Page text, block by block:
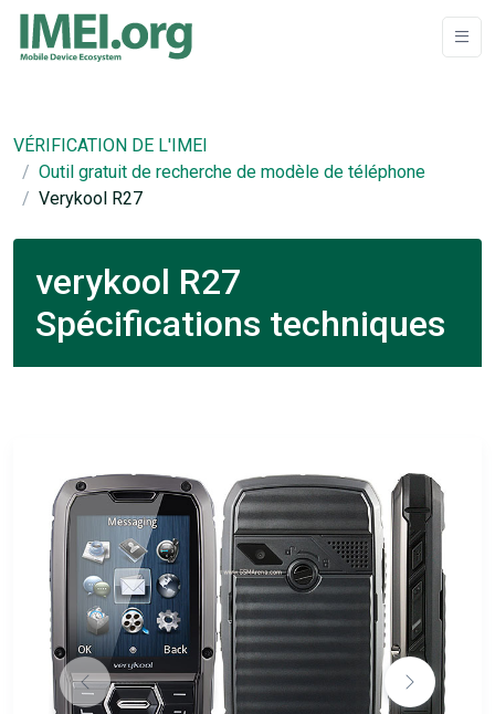
VÉRIFICATION DE L'IMEI
Outil gratuit de recherche de modèle de téléphone
Verykool R27
verykool R27
Spécifications techniques